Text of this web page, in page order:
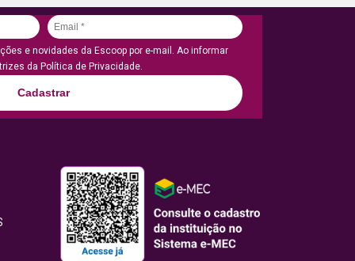
e novidades da Escoop por e-mail. Ao informar
da Política de Privacidade.
Cadastrar